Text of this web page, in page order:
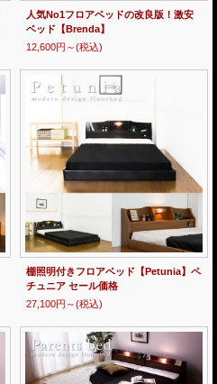
人気No1フロアベッドの改良版！激安
ベッド【Brenda】
12,600円～(税込)
棚照明付きフロアベッド【Petunia】ペ
チュニア セール価格
27,100円～(税込)